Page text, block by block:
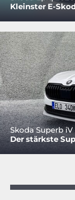
Kleinster E-
Skoda Superb iV
Der stärkste